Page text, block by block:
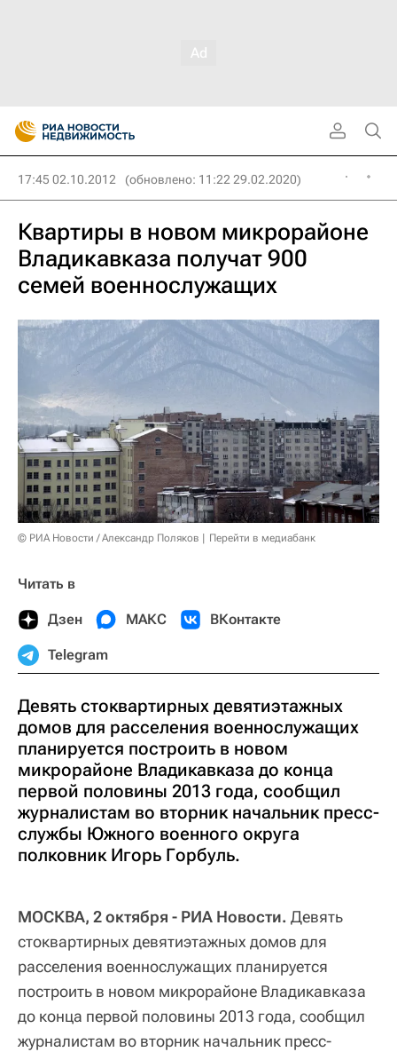
17:45 02.10.2012 (обновлено: 11:22 29.02.2020)
Квартиры в новом микрорайоне
Владикавказа получат 900
семей военнослужащих
© РИА Новости / Александр Поляков Перейти в медиабанк
Читать в
Дзен МАКС ВКонтакте
Telegram
Девять стоквартирных девятиэтажных
домов для расселения военнослужащих
планируется построить в новом
микрорайоне Владикавказа до конца
первой половины 2013 года, сообщил
журналистам во вторник начальник пресс-
службы Южного военного округа
полковник Игорь Горбуль.
МОСКВА, 2 октября - РИА Новости. Девять
стоквартирных девятиэтажных домов для
расселения военнослужащих планируется
построить в новом микрорайоне Владикавказа
до конца первой половины 2013 года, сообщил
журналистам во вторник начальник пресс-